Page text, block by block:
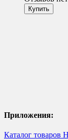
Приложения:
Каталог товаров